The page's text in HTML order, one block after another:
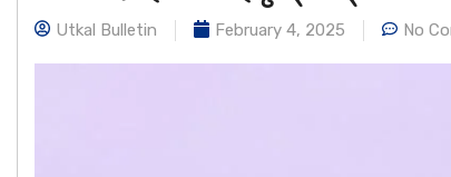
Utkal Bulletin February 4, 2025 No